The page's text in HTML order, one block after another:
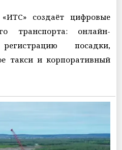
создаёт цифровые
транспорта: онлайн-
посадки,
такси и корпоративный